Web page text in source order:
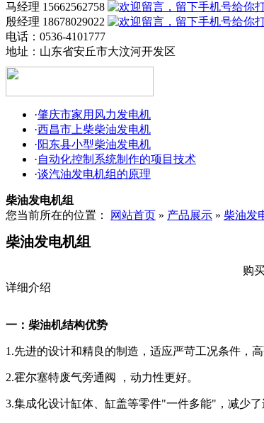
马经理 15662562758
殷经理 18678029022
电话：0536-4101777
地址： 山东省安丘市大汶河开发区
·肇庆市家用风力发电机
·西昌市上柴柴油发电机
·阳东县小型柴油发电机
·自动化控制系统制作的项目技术
·谈汽油发电机组的原理
柴油发电机组
您当前所在的位置：
网站首页 » 产品展示 » 柴油发
柴油发电机组
购
详细介绍
一：柴油机结构优势
1.先进的设计和精良的制造，适应严苛工况条件，
2.霍尔塞特废气旁通阀 ，动力性更好。
3.集成化设计缸体、缸盖等零件"一件多能"，减少